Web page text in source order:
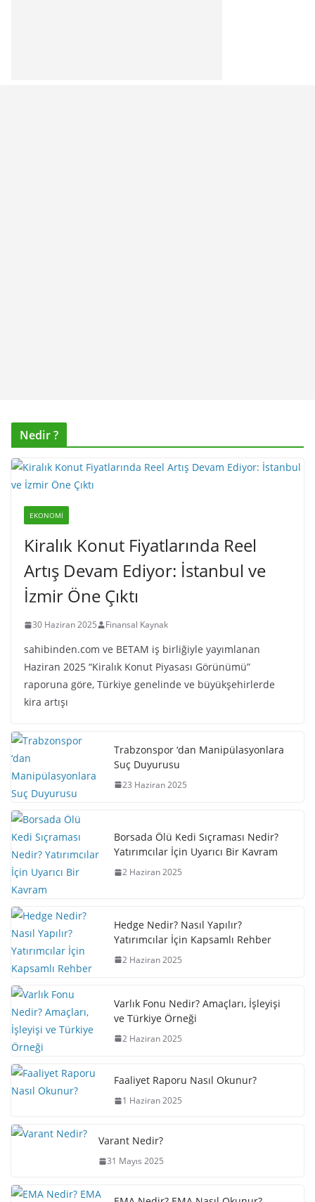
Nedir ?
EKONOMI
Kiralık Konut Fiyatlarında Reel
Artış Devam Ediyor: İstanbul ve
İzmir Öne Çıktı
30 Haziran 2025 Finansal Kaynak
sahibinden.com ve BETAM iş birliğiyle yayımlanan
Haziran 2025 “Kiralık Konut Piyasası Görünümü”
raporuna göre, Türkiye genelinde ve büyükşehirlerde
kira artışı
Trabzonspor ‘dan Manipülasyonlara
Suç Duyurusu
23 Haziran 2025
Borsada Ölü Kedi Sıçraması Nedir?
Yatırımcılar İçin Uyarıcı Bir Kavram
2 Haziran 2025
Hedge Nedir? Nasıl Yapılır?
Yatırımcılar İçin Kapsamlı Rehber
2 Haziran 2025
Varlık Fonu Nedir? Amaçları, İşleyişi
ve Türkiye Örneği
2 Haziran 2025
Faaliyet Raporu Nasıl Okunur?
1 Haziran 2025
Varant Nedir?
31 Mayıs 2025